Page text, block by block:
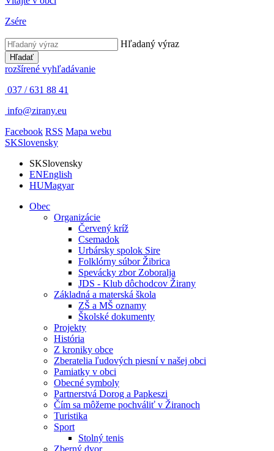
Zsére
Hľadaný výraz
Hľadať
rozšírené vyhľadávanie
037 / 631 88 41
info@zirany.eu
Facebook RSS Mapa webu
SKSlovensky
SKSlovensky
ENEnglish
HUMagyar
Obec
Organizácie
Červený kríž
Csemadok
Urbársky spolok Sire
Folklórny súbor Žibrica
Spevácky zbor Zoboralja
JDS - Klub dôchodcov Žirany
Základná a materská škola
ZŠ a MŠ oznamy
Školské dokumenty
Projekty
História
Z kroniky obce
Zberatelia ľudových piesní v našej obci
Pamiatky v obci
Obecné symboly
Partnerstvá Dorog a Papkeszi
Čím sa môžeme pochváliť v Žiranoch
Turistika
Sport
Stolný tenis
Zberný dvor